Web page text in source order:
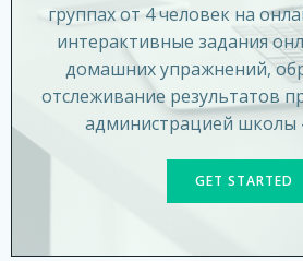
группах от 4 человекна
интерактивные задания
домашних упражнений,
отслеживание результатов
администрацией школы
GET STARTED